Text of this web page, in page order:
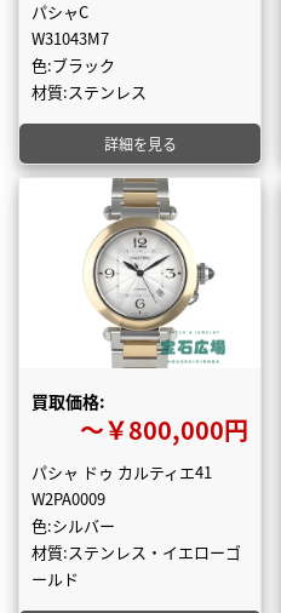
パシャC
W31043M7
色:ブラック
材質:ステンレス
詳細を見る
買取価格:
〜￥800,000円
パシャ ドゥ カルティエ41
W2PA0009
色:シルバー
材質:ステンレス・イエローゴ
ールド